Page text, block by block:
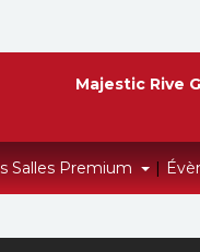
Salles Premium |
Majestic Rive